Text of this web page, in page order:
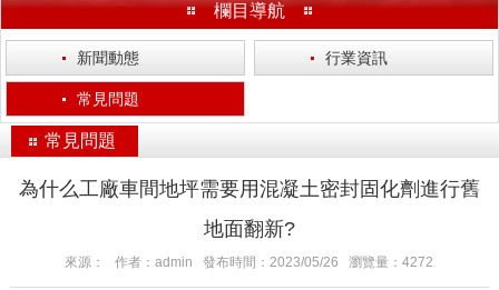
欄目導航
·
新聞動態 ·
行業資訊
·
常見問題
常見問題
為什么工廠車間地坪需要用混凝土密封固化劑進行舊
地面翻新?
來源： 作者：admin 發布時間：2023/05/26 瀏覽量：4272